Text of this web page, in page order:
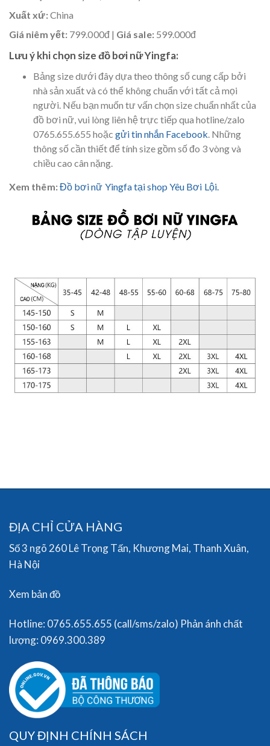
Xuất xứ:China
Giá niêm yết: 799.000đ | Giá sale:599.000đ
Lưu ý khi chọn size đồ bơi nữ Yingfa:
Bảng size dưới đây dựa theo thông số cung cấp bởi
nhà sản xuất và có thể không chuẩn với tất cả mọi
người. Nếu bạn muốn tư vấn chọn size chuẩn nhất của
đồ bơi nữ, vui lòng liên hệ trực tiếp qua hotline/zalo
0765.655.655 hoặc gửi tin nhắn Facebook . Những
thông số cần thiết để tính size gồm số đo 3 vòng và
chiều cao cân nặng.
Xem thêm:Đồ bơi nữ Yingfa tại shop Yêu Bơi Lội.
ĐỊA CHỈ CỬA HÀNG
Số 3 ngõ 260 Lê Trọng Tấn, Khương Mai, Thanh Xuân,
Hà Nội
Xem bản đồ
Hotline: 0765.655.655 (call/sms/zalo) Phản ánh chất
lượng: 0969.300.389
QUY ĐỊNH CHÍNH SÁCH